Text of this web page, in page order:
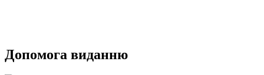
Допомога виданню